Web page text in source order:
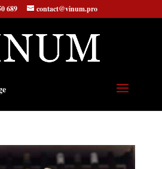
689 contact@vinum.pro